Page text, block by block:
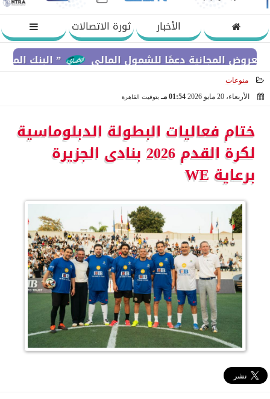
الأخبار
ثورة الاتصالات
” البنك المركزي” : معدلات الشمول المالي
دعمًا للشمول المالي
منوعات
الأربعاء، 20 مايو 2026
01:54 مـ بتوقيت القاهرة
ختام فعاليات البطولة الدبلوماسية
لكرة القدم 2026 بنادى الجزيرة
برعاية WE